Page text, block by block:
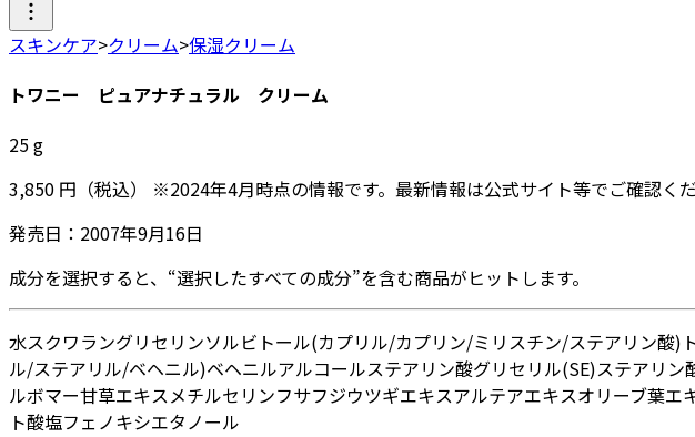
スキンケア>クリーム>保湿クリーム
トワニー ピュアナチュラル クリーム
25g
3,850 円 （税込） ※2024年4月時点の情報です。最新情報は公式サイト等でご確認くだ
発売日： 2007年9月16日
成分を選択すると、“選択したすべての成分”を含む商品がヒットします。
水スクワラングリセリンソルビトール(カプリル/カプリン/ミリスチン/ステアリン酸)
ル/ステアリル/ベヘニル)ベヘニルアルコールステアリン酸グリセリル(SE)ステアリン
ルボマー甘草エキスメチルセリンフサフジウツギエキスアルテアエキスオリーブ葉エ
ト酸塩フェノキシエタノール